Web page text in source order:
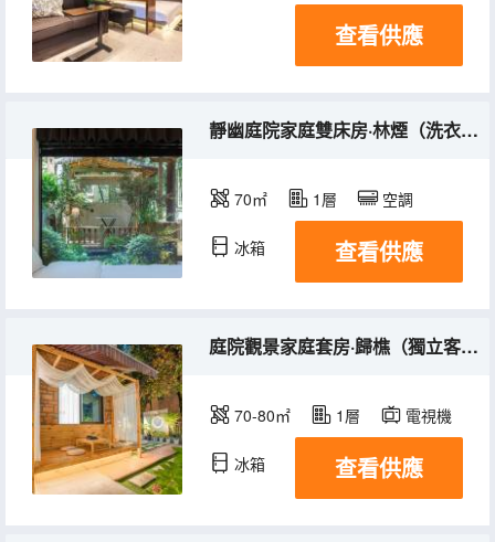
查看供應
靜幽庭院家庭雙床房·林煙（洗衣機+庭院+投影儀）
70㎡ 1層 空調
冰箱 查看供應
庭院觀景家庭套房·歸樵（獨立客廳+露天庭院）
70-80㎡ 1層 電視機
冰箱 查看供應